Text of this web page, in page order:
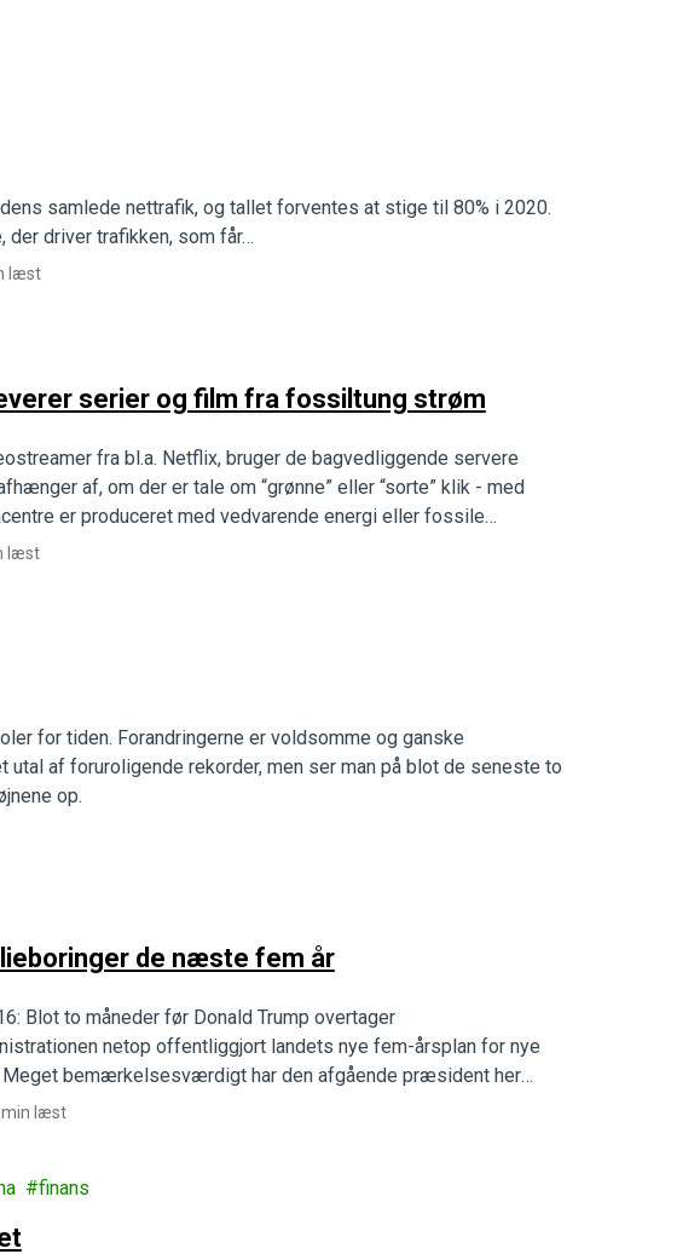
samlede nettrafik, og tallet forventes at stige til 80% i 2020.
driver trafikken, som får…
læst
serier og film fra fossiltung strøm
fra bl.a. Netflix, bruger de bagvedliggende servere
af, om der er tale om “grønne” eller “sorte” klik - med
er produceret med vedvarende energi eller fossile
læst
for tiden. Forandringerne er voldsomme og ganske
af foruroligende rekorder, men ser man på blot de seneste to
op.
de næste fem år
Blot to måneder før Donald Trump overtager
netop offentliggjort landets nye fem-årsplan for nye
bemærkelsesværdigt har den afgående præsident her
og arktiske kyststrækning. En sejr for miljø og klima og et
min læst
finans